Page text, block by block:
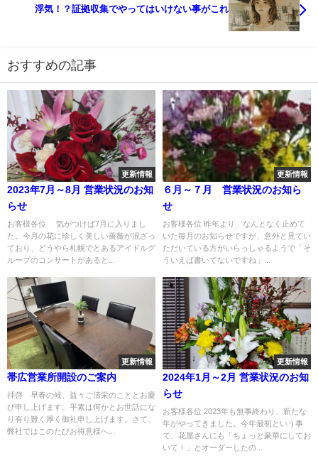
浮気！？証拠収集でやってはいけない事がこれ
おすすめの記事
更新情報
2023年7月～8月 営業状況のお知
らせ
お客様各位 気がつけば7月に入りまし
た。今月の花に珍しく美しい薔薇が混ざっ
ており、どうやら札幌でとあるアイドルグ
ループのコンサートがあると...
更新情報
６月～７月 営業状況のお知ら
せ
お客様各位 昨年より、なんとなく止めて
いた毎月のお知らせですが、意外と見てい
ただいている方がいらっしゃるようで「そ
ういえば書いてないですね」...
更新情報
帯広営業所開設のご案内
拝啓 早春の候、益々ご清栄のこととお慶
び申し上げます。平素は何かとお世話にな
り有り難く厚く御礼申し上げます。さて、
弊社ではこのたびお得意様へ...
更新情報
2024年1月～2月 営業状況のお知
らせ
お客様各位 2023年も無事終わり、新たな
年がやってきました。今年最初という事
で、花屋さんにも「ちょっと豪華にしてお
いて！」とオーダーしたの...